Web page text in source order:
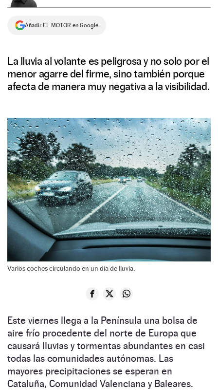
Añadir EL MOTOR en Google
La lluvia al volante es peligrosa y no solo por el
menor agarre del firme, sino también porque
afecta de manera muy negativa a la visibilidad.
Varios coches circulando en un día de lluvia.
Este viernes llega a la Península una bolsa de
aire frío procedente del norte de Europa que
causará lluvias y tormentas abundantes en casi
todas las comunidades autónomas. Las
mayores precipitaciones se esperan en
Cataluña, Comunidad Valenciana y Baleares.